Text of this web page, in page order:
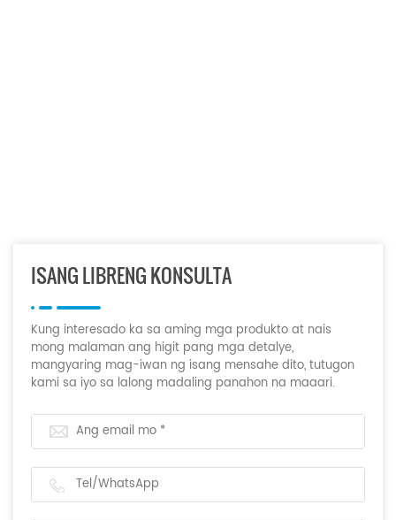
ISANG LIBRENG KONSULTA
Kung interesado ka sa aming mga produkto at nais
mong malaman ang higit pang mga detalye,
mangyaring mag-iwan ng isang mensahe dito, tutugon
kami sa iyo sa lalong madaling panahon na maaari.